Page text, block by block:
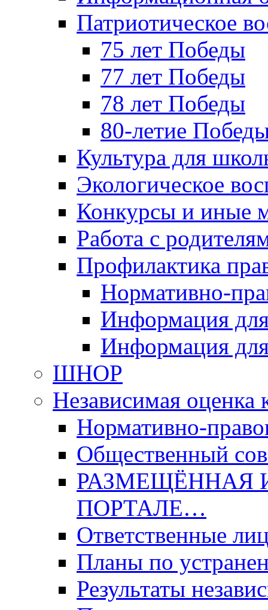
Патриотическое
75 лет Победы
77 лет Победы
78 лет Победы
80-летие
Культура для
Экологическое
Конкурсы и иные
Работа с
Профилактика
Нормативно-
Информация для
Информация
ШНОР
Независимая оценка
Нормативно-
Общественный
РАЗМЕЩЁННАЯ
ПОРТАЛЕ…
Ответственные
Планы по
Результаты